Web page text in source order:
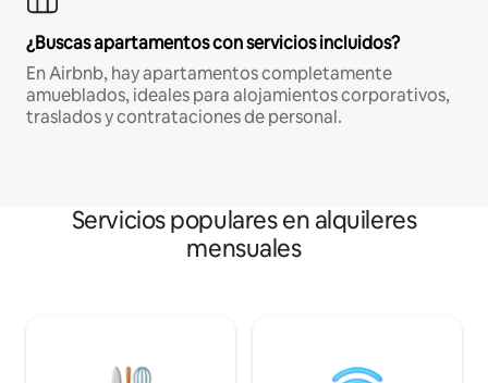
¿Buscas apartamentos con servicios incluidos?
En Airbnb, hay apartamentos completamente
amueblados, ideales para alojamientos corporativos,
traslados y contrataciones de personal.
Servicios populares en alquileres
mensuales